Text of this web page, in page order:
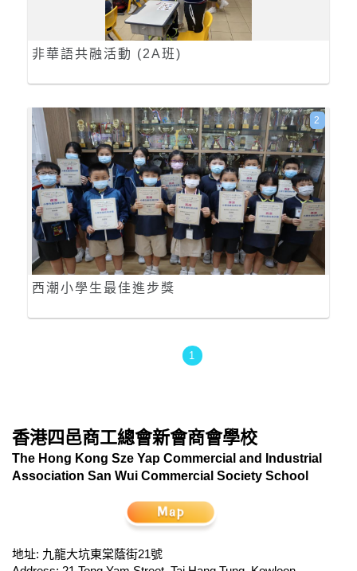
非華語共融活動 (2A班)
西潮小學生最佳進步獎
2
1
香港四邑商工總會新會商會學校
The Hong Kong Sze Yap Commercial and Industrial
Association San Wui Commercial Society School
地址: 九龍大坑東棠蔭街21號